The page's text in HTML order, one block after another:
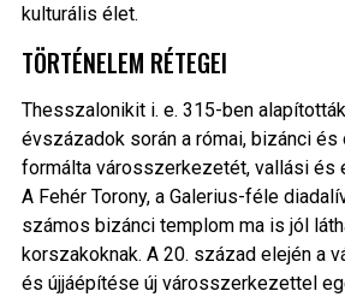
kulturális élet.
TÖRTÉNELEM RÉTEGEI
Thesszalonikit i. e. 315-ben
évszázadok során a római, bizánci és
formálta városszerkezetét, vallási és
A Fehér Torony, a Galerius-féle
számos bizánci templom ma is jól
korszakoknak. A 20. század elején a
és újjáépítése új városszerkezettel